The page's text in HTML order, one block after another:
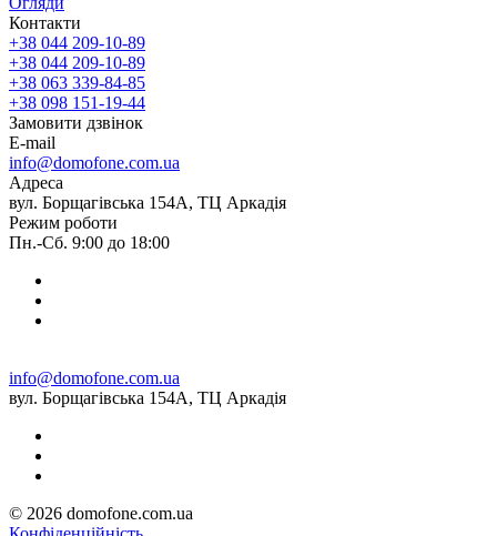
Контакти
+38 044 209-10-89
+38 044 209-10-89
+38 063 339-84-85
+38 098 151-19-44
Замовити дзвінок
E-mail
info@domofone.com.ua
Адреса
вул. Борщагівська 154А, ТЦ Аркадія
Режим роботи
Пн.-Сб. 9:00 до 18:00
info@domofone.com.ua
вул. Борщагівська 154А, ТЦ Аркадія
© 2026 domofone.com.ua